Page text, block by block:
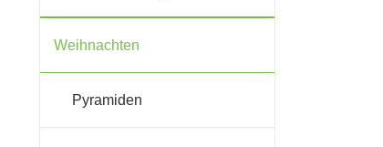
Weihnachten
Pyramiden